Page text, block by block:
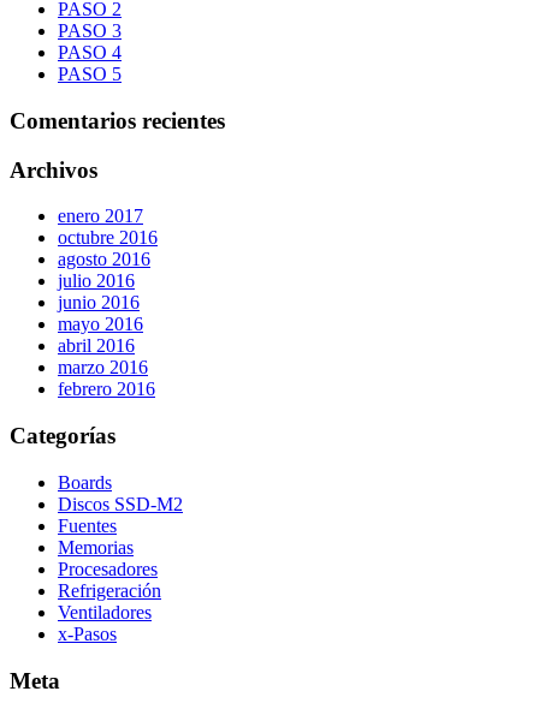
PASO 2
PASO 3
PASO 4
PASO 5
Comentarios recientes
Archivos
enero 2017
octubre 2016
agosto 2016
julio 2016
junio 2016
mayo 2016
abril 2016
marzo 2016
febrero 2016
Categorías
Boards
Discos SSD-M2
Fuentes
Memorias
Procesadores
Refrigeración
Ventiladores
x-Pasos
Meta